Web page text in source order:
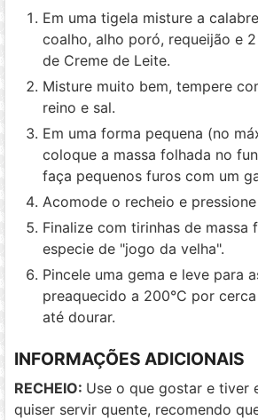
Em uma tigela misture a
coalho, alho poró, requeijão e
de Creme de Leite.
Misture muito bem, tempere
reino e sal.
Em uma forma pequena (no
coloque a massa folhada no
faça pequenos furos com um
Acomode o recheio e
Finalize com tirinhas de massa
especie de "jogo da velha".
Pincele uma gema e leve para
preaquecido a 200°C por
até dourar.
INFORMAÇÕES ADICIONAIS
RECHEIO: Use o que gostar e tiver
quiser servir quente, recomendo